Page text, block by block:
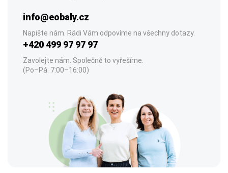
info@eobaly.cz
Napište nám. Rádi Vám odpovíme na všechny dotazy.
+420 499 97 97 97
Zavolejte nám. Společně to vyřešíme.
(Po–Pá: 7:00–16:00)